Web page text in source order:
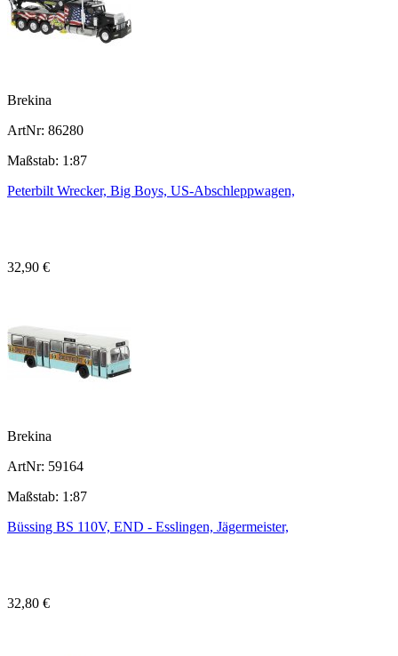
Brekina
ArtNr: 86280
Maßstab: 1:87
Peterbilt Wrecker, Big Boys, US-Abschleppwagen,
32,90 €
Brekina
ArtNr: 59164
Maßstab: 1:87
Büssing BS 110V, END - Esslingen, Jägermeister,
32,80 €